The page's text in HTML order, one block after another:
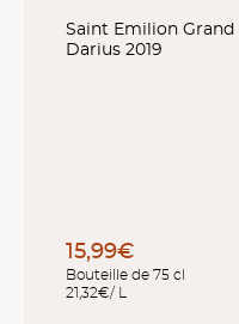
Saint Emilion Grand
Darius 2019
15,99€
Bouteille de 75 cl
21,32€/ L